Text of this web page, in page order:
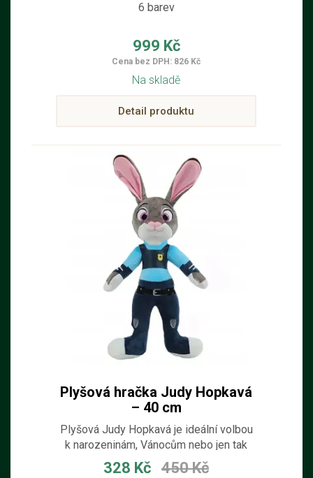
6 barev
999 Kč
Cena bez DPH: 826 Kč
Na skladě
Detail produktu
Plyšová hračka Judy Hopkavá
– 40 cm
Plyšová Judy Hopkavá je ideální volbou
k narozeninám, Vánocům nebo jen tak
pro radost.
328 Kč 450 Kč